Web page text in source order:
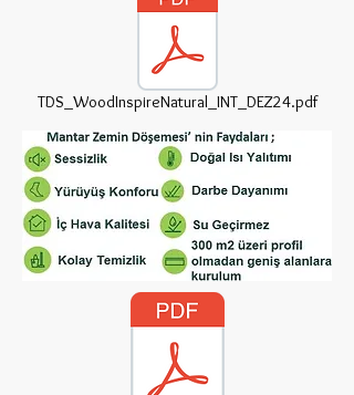
TDS_WoodInspireNatural_INT_DEZ24.pdf